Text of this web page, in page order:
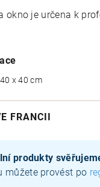
okno je určena k
40 x 40 cm
FRANCII
produkty
můžete provést po